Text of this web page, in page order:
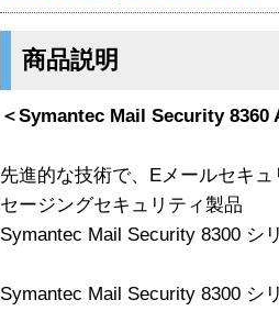
商品説明
＜Symantec Mail Security 8360
先進的な技術で、Eメールセキ
セージングセキュリティ製品
Symantec Mail Security 8300 シ
Symantec Mail Security 8300 シ